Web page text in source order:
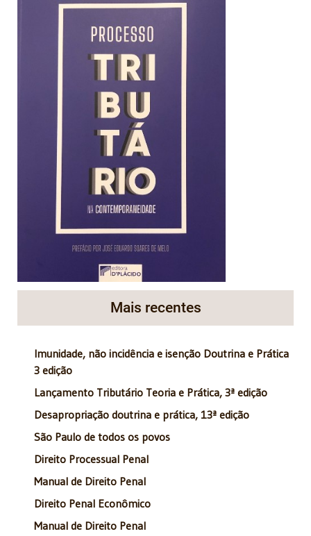
Mais recentes
Imunidade, não incidência e isenção Doutrina e Prática
3 edição
Lançamento Tributário Teoria e Prática, 3ª edição
Desapropriação doutrina e prática, 13ª edição
São Paulo de todos os povos
Direito Processual Penal
Manual de Direito Penal
Direito Penal Econômico
Manual de Direito Penal